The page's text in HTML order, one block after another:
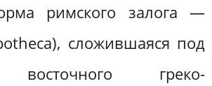
римского залога —
сложившаяся под
восточного греко-